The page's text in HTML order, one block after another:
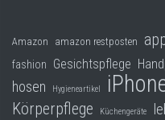
Amazon amazon restposten
fashion Gesichtspflege
hosen Hygieneartikel
Körperpflege Küchengeräte